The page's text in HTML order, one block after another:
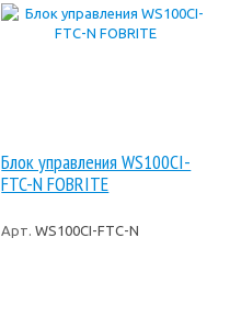
Блок управления WS100CI-
FTC-N FOBRITE
Арт. WS100CI-FTC-N